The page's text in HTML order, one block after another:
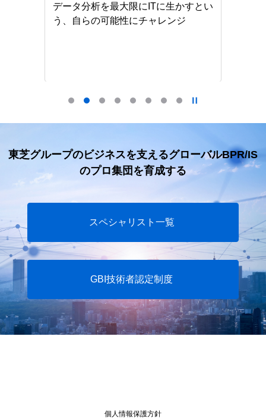
データ分析を最大限にITに生かすとい
う、自らの可能性にチャレンジ
東芝グループのビジネスを支えるグローバルBPR/IS
のプロ集団を育成する
スペシャリスト一覧
GBI技術者認定制度
個人情報保護方針